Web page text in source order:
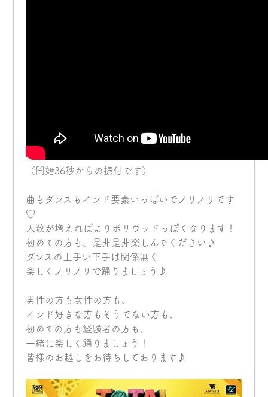
（開始36秒からの振付です）
曲もダンスもインド要素いっぱいでノリノリです
♡
人数が増えればよりボリウッドっぽくなります！
初めての方も、是非是非楽しんでください♪
ダンスの上手い下手は関係無く
楽しくノリノリで踊りましょう♪
男性の方も女性の方も、
インド好きな方もそうでない方も、
初めての方も経験者の方も、
一緒に楽しく踊りましょう！
皆様のお越しをお待ちしております♪